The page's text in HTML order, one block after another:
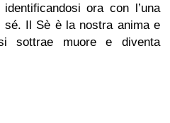
ora con l’una
sé. Il Sè è la nostra anima e
muore e diventa